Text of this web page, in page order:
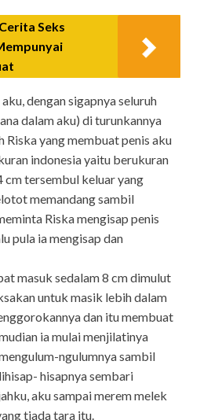
Cerita Seks
dengan sigapnya seluruh
dalam aku) di turunkannya
Riska yang membuat penis aku
indonesia yaitu berukuran
cm tersembul keluar yang
memandang sambil
Riska mengisap penis
pula ia mengisap dan
masuk sedalam 8 cm dimulut
untuk masik lebih dalam
dan itu membuat
ia mulai menjilatinya
ngulumnya sambil
hisapnya sembari
aku sampai merem melek
tiada tara itu.